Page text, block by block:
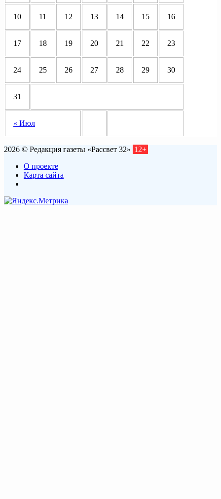
« Июл
10 11 12 13 14 15 16
17 18 19 20 21 22 23
24 25 26 27 28 29 30
31
2026 © Редакция газеты «Рассвет 32» 12+
О проекте
Карта сайта